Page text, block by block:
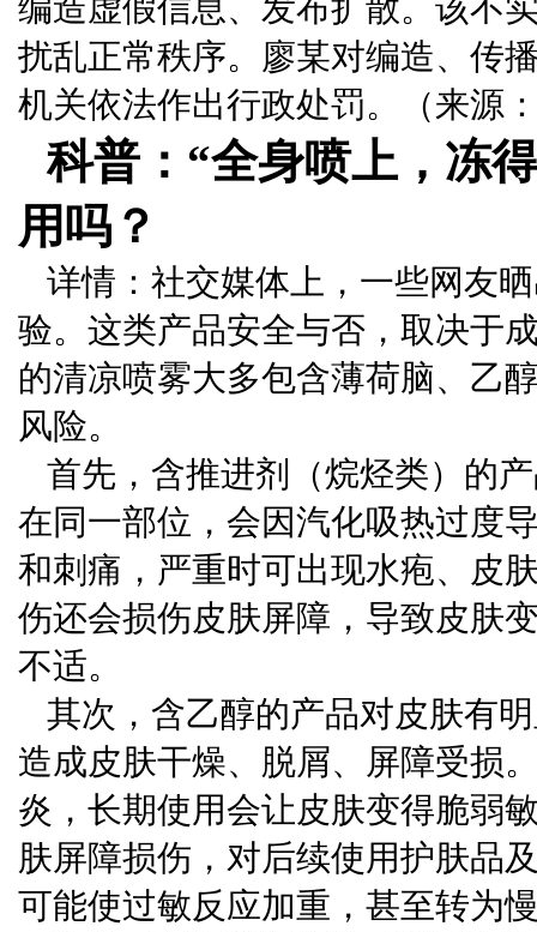
编造虚假信息、发布扩散。该不
扰乱正常秩序。廖某对编造、传
机关依法作出行政处罚。（来源
科普：“全身喷上，冻
用吗？
详情：社交媒体上，一些网友
验。这类产品安全与否，取决于
的清凉喷雾大多包含薄荷脑、乙
风险。
首先，含推进剂（烷烃类）的
在同一部位，会因汽化吸热过度
和刺痛，严重时可出现水疱、皮
伤还会损伤皮肤屏障，导致皮肤
不适。
其次，含乙醇的产品对皮肤有
造成皮肤干燥、脱屑、屏障受损
炎，长期使用会让皮肤变得脆弱
肤屏障损伤，对后续使用护肤品
可能使过敏反应加重，甚至转为